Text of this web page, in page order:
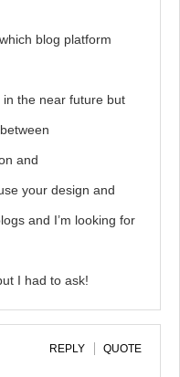
blog platform
in the near future but
and
your design and
and I’m looking for
I had to ask!
REPLY QUOTE